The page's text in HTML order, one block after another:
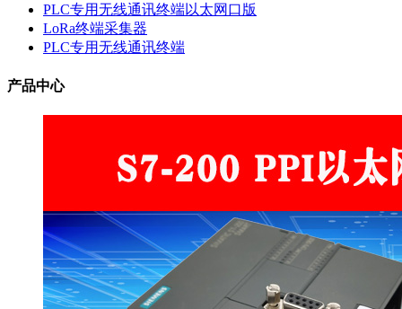
PLC专用无线通讯终端以太网口版
LoRa终端采集器
PLC专用无线通讯终端
产品中心